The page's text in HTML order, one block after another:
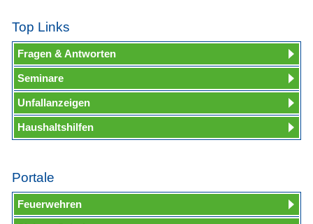
Top Links
Fragen & Antworten
Seminare
Unfallanzeigen
Haushaltshilfen
Portale
Feuerwehren